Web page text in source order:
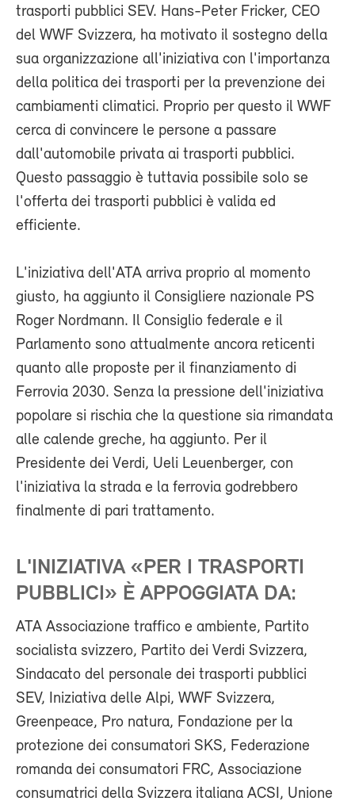
trasporti pubblici SEV. Hans-Peter Fricker, CEO
del WWF Svizzera, ha motivato il sostegno della
sua organizzazione all'iniziativa con l'importanza
della politica dei trasporti per la prevenzione dei
cambiamenti climatici. Proprio per questo il WWF
cerca di convincere le persone a passare
dall'automobile privata ai trasporti pubblici.
Questo passaggio è tuttavia possibile solo se
l'offerta dei trasporti pubblici è valida ed
efficiente.
L'iniziativa dell'ATA arriva proprio al momento
giusto, ha aggiunto il Consigliere nazionale PS
Roger Nordmann. Il Consiglio federale e il
Parlamento sono attualmente ancora reticenti
quanto alle proposte per il finanziamento di
Ferrovia 2030. Senza la pressione dell'iniziativa
popolare si rischia che la questione sia rimandata
alle calende greche, ha aggiunto. Per il
Presidente dei Verdi, Ueli Leuenberger, con
l'iniziativa la strada e la ferrovia godrebbero
finalmente di pari trattamento.
L'INIZIATIVA «PER I TRASPORTI
PUBBLICI» È APPOGGIATA DA:
ATA Associazione traffico e ambiente, Partito
socialista svizzero, Partito dei Verdi Svizzera,
Sindacato del personale dei trasporti pubblici
SEV, Iniziativa delle Alpi, WWF Svizzera,
Greenpeace, Pro natura, Fondazione per la
protezione dei consumatori SKS, Federazione
romanda dei consumatori FRC, Associazione
consumatrici della Svizzera italiana ACSI, Unione